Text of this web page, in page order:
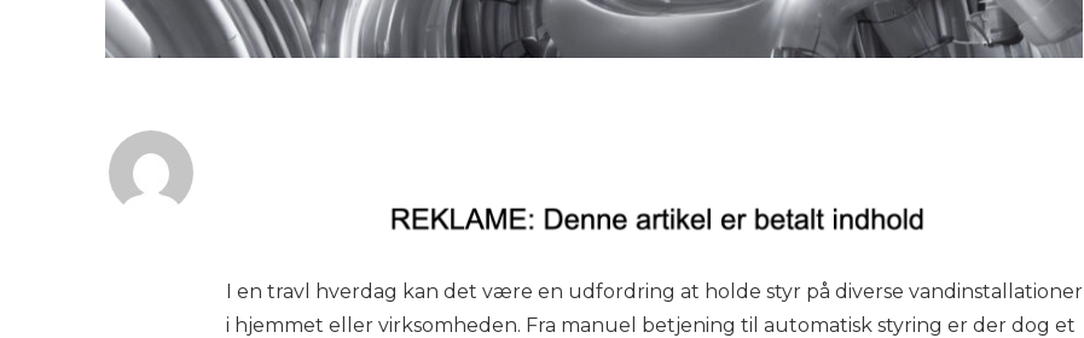
I en travl hverdag kan det være en udfordring at holde styr på diverse vandinstallationer
i hjemmet eller virksomheden. Fra manuel betjening til automatisk styring er der dog et